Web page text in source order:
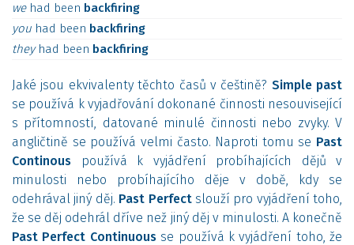
we had been backfiring
you had been backfiring
they had been backfiring
Jaké jsou ekvivalenty těchto časů v češtině? Simple past
se používá k vyjadřování dokonané činnosti nesouvisející
s přítomností, datované minulé činnosti nebo zvyky. V
angličtině se používá velmi často. Naproti tomu se Past
Continous používá k vyjádření probíhajících dějů v
minulosti nebo probíhajícího děje v době, kdy se
odehrával jiný děj. Past Perfectslouží pro vyjádření toho,
že se děj odehrál dříve než jiný děj v minulosti. A konečně
Past Perfect Continuousse používá k vyjádření toho, že